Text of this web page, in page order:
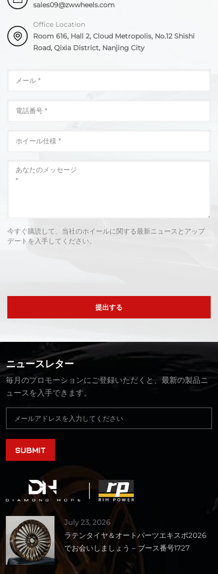
sales09@zwwheels.com
Office Location
Room 616, Hall 2, Cloud Metropolis, No.12 Shishi
Road, Qixia District, Nanjing City
今すぐ購読して、当社のホイールに関する最新ニュースとアップ
デートを入手してください。
提出する
ニュースレター
毎月のプロモーションにご登録いただくと、最新の製品ニ
ュースを入手できます。
July 23, 2026
ラテンタイヤ＆オートパーツエキスポ2026
でお会いしましょう – ブース番号1727